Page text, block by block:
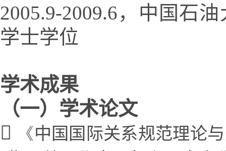
2005.9-2009.6，中国石
学士学位
学术成果
（一）学术论文
《中国国际关系规范理论